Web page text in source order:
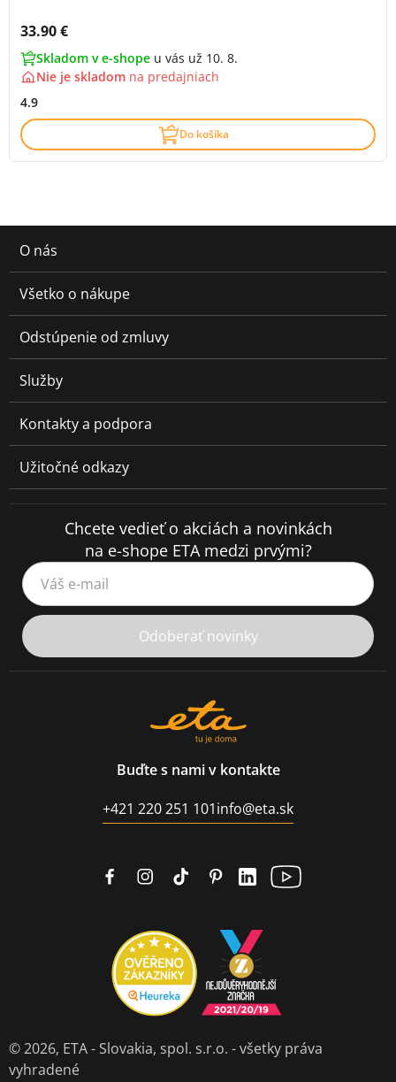
Cena s DPH:
33.90 €
Skladom v e-shope u vás už 10. 8.
Nie je skladom na predajniach
4.9
Do košíka
O nás
Všetko o nákupe
Odstúpenie od zmluvy
Služby
Kontakty a podpora
Užitočné odkazy
Chcete vedieť o akciách a novinkách
na e-shope ETA medzi prvými?
Váš e-mail
Odoberať novinky
Buďte s nami v kontakte
+421 220 251 101info@eta.sk
© 2026, ETA - Slovakia, spol. s.r.o. - všetky práva
vyhradené